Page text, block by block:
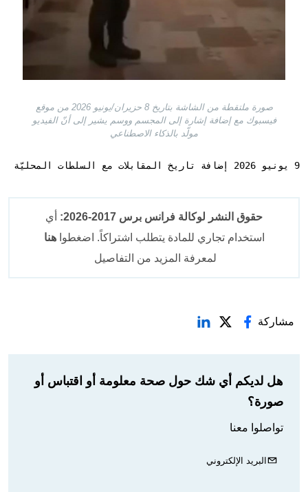
صورة ملتقطة من الشاشة بتاريخ 8 حزيران/يونيو 2026 من موقع
فيسبوك مع إضافة إشارة إلى المجسم ووسم يشير إلى أنّ الفيديو
مولّد بالذكاء الاصطناعي
9 يونيو 2026 إضافة تاريخ المقابلات مع السلطات المحليّة
حقوق النشر لوكالة فرانس برس 2017-2026:
أي
استخدام تجاري للمادة يتطلب اشتراكاً. اضغطواهنا
لمعرفة المزيد من التفاصيل
مشاركة
هل لديكم أي شك حول صحة معلومة أو اقتباس أو
صورة؟
تواصلوا معنا
البريد الإلكتروني